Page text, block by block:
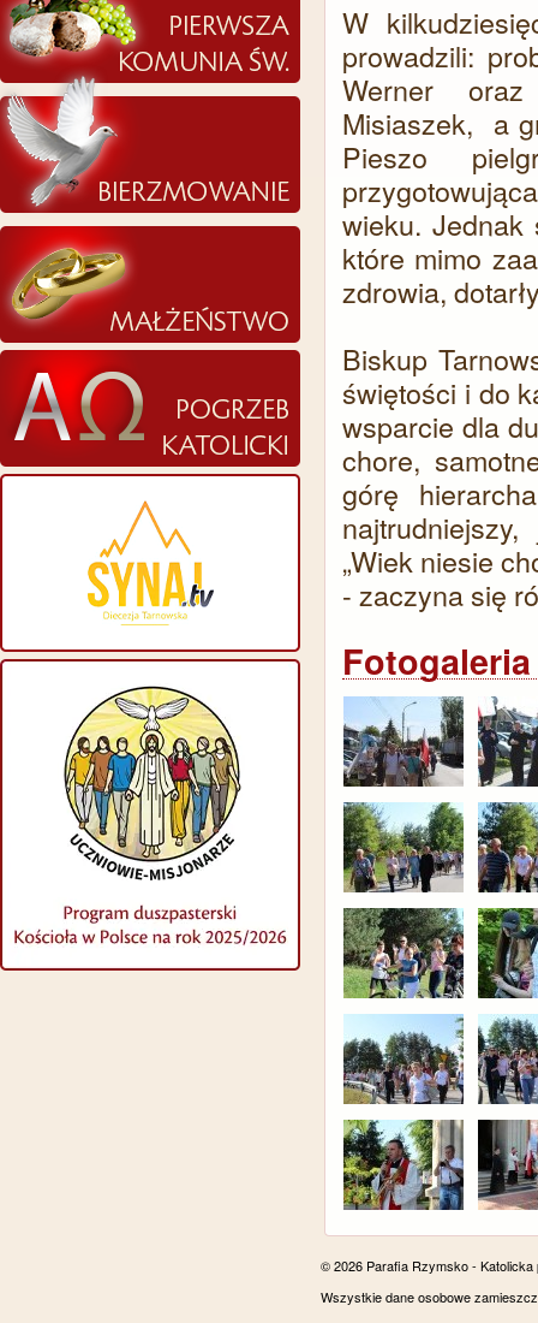
W
prowadzili:
Werner oraz
Misiaszek, a
Pieszo
wieku. Jednak
które mimo
zdrowia,
Biskup
świętości i do
wsparcie dla
chore,
górę
„Wiek niesie
- zaczyna się
Fotogaleria
© 2026 Parafia Rzymsko -
Wszystkie dane osobowe